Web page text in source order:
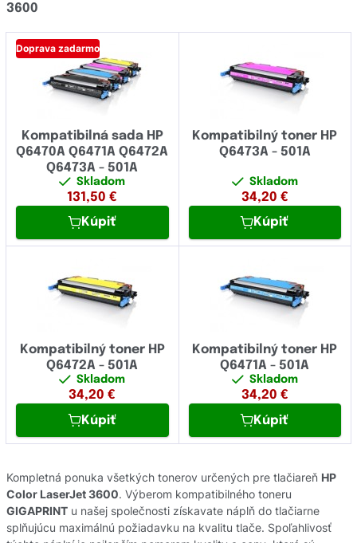
3600
Doprava zadarmo
Kompatibilná sada HP
Q6470A Q6471A Q6472A
Q6473A - 501A
Skladom
131,50 €
Kúpiť
Kompatibilný toner HP
Q6473A - 501A
Skladom
34,20 €
Kúpiť
Kompatibilný toner HP
Q6472A - 501A
Skladom
34,20 €
Kúpiť
Kompatibilný toner HP
Q6471A - 501A
Skladom
34,20 €
Kúpiť
Kompletná ponuka všetkých tonerov určených pre tlačiareň HP
Color LaserJet 3600. Výberom kompatibilného toneru
GIGAPRINT u našej společnosti získavate náplň do tlačiarne
splňujúcu maximálnú požiadavku na kvalitu tlače. Spoľahlivosť